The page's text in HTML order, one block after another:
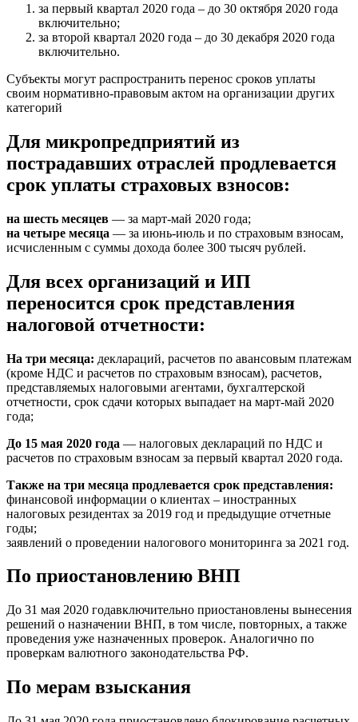
за первый квартал 2020 года – до 30 октября 2020 года
включительно;
за второй квартал 2020 года – до 30 декабря 2020 года
включительно.
Субъекты могут распространить перенос сроков уплаты
своим нормативно-правовым актом на организации других
категорий
Для микропредприятий из
пострадавших отраслей продлевается
срок уплаты страховых взносов:
на шесть месяцев — за март-май 2020 года;
на четыре месяца — за июнь-июль и по страховым взносам,
исчисленным с суммы дохода более 300 тысяч рублей.
Для всех организаций и ИП
переносится срок представления
налоговой отчетности:
На три месяца: деклараций, расчетов по авансовым платежам
(кроме НДС и расчетов по страховым взносам), расчетов,
представляемых налоговыми агентами, бухгалтерской
отчетности, срок сдачи которых выпадает на март-май 2020
года;
До 15 мая 2020 года — налоговых деклараций по НДС и
расчетов по страховым взносам за первый квартал 2020 года.
Также на три месяца продлевается срок представления:
финансовой информации о клиентах – иностранных
налоговых резидентах за 2019 год и предыдущие отчетные
годы;
заявлений о проведении налогового мониторинга за 2021 год.
По приостановлению ВНП
До 31 мая 2020 годавключительно приостановлены вынесения
решений о назначении ВНП, в том числе, повторных, а также
проведения уже назначенных проверок. Аналогично по
проверкам валютного законодательства РФ.
По мерам взыскания